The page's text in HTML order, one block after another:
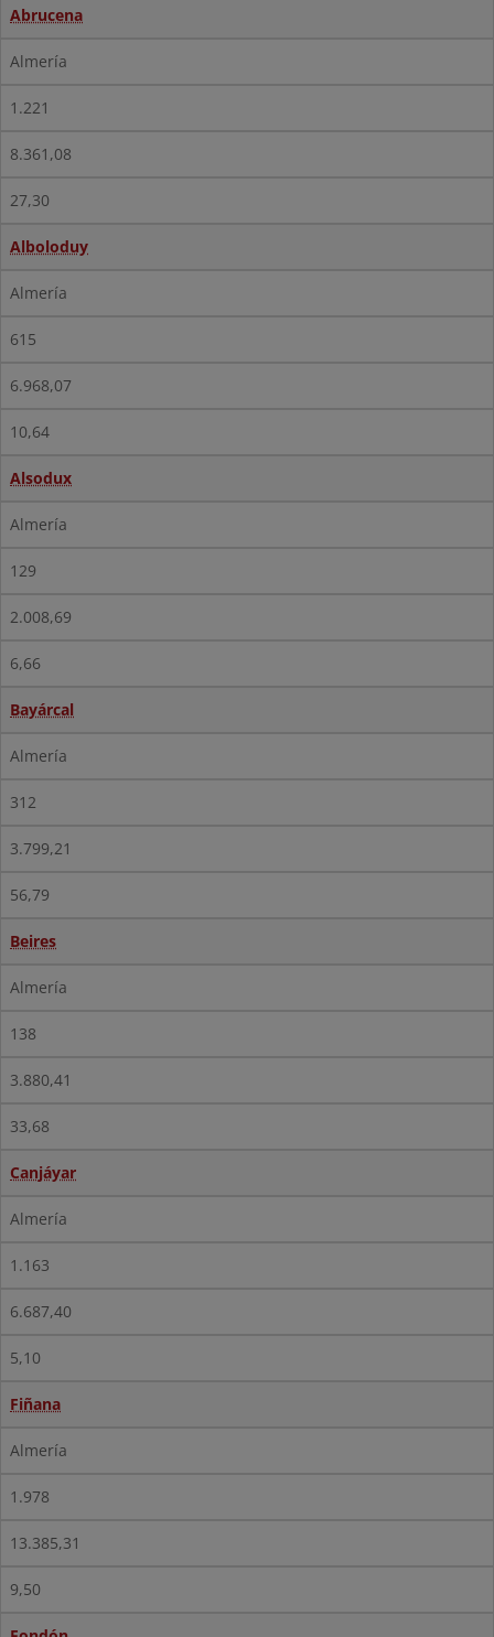
Abrucena
Almería
1.221
8.361,08
27,30
Alboloduy
Almería
615
6.968,07
10,64
Alsodux
Almería
129
2.008,69
6,66
Bayárcal
Almería
312
3.799,21
56,79
Beires
Almería
138
3.880,41
33,68
Canjáyar
Almería
1.163
6.687,40
5,10
Fiñana
Almería
1.978
13.385,31
9,50